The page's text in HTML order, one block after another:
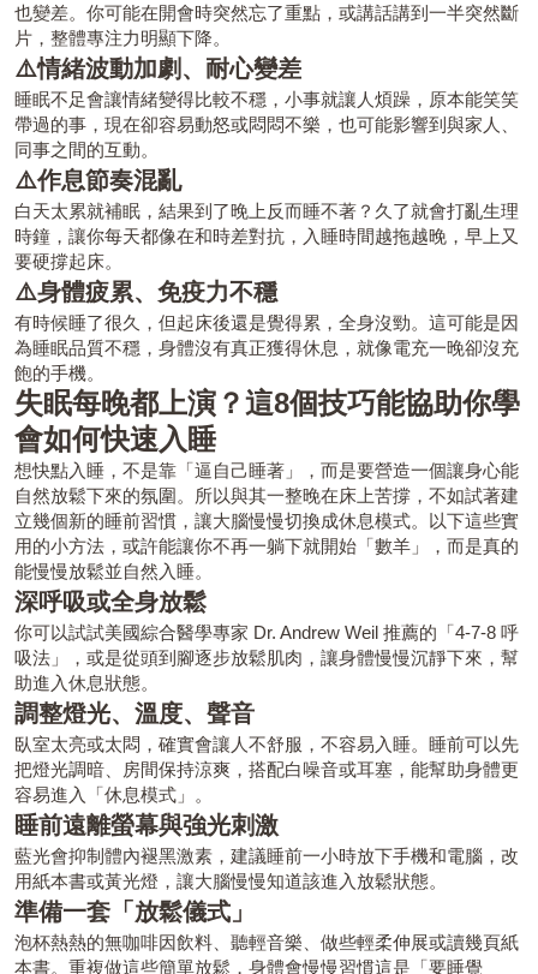
也變差。你可能在開會時突然忘了重點，或講話講到一半突然斷
片，整體專注力明顯下降。
⚠️情緒波動加劇、耐心變差
睡眠不足會讓情緒變得比較不穩，小事就讓人煩躁，原本能笑笑
帶過的事，現在卻容易動怒或悶悶不樂，也可能影響到與家人、
同事之間的互動。
⚠️作息節奏混亂
白天太累就補眠，結果到了晚上反而睡不著？久了就會打亂生理
時鐘，讓你每天都像在和時差對抗，入睡時間越拖越晚，早上又
要硬撐起床。
⚠️身體疲累、免疫力不穩
有時候睡了很久，但起床後還是覺得累，全身沒勁。這可能是因
為睡眠品質不穩，身體沒有真正獲得休息，就像電充一晚卻沒充
飽的手機。
失眠每晚都上演？這8個技巧能協助你學
會如何快速入睡
想快點入睡，不是靠「逼自己睡著」，而是要營造一個讓身心能
自然放鬆下來的氛圍。所以與其一整晚在床上苦撐，不如試著建
立幾個新的睡前習慣，讓大腦慢慢切換成休息模式。以下這些實
用的小方法，或許能讓你不再一躺下就開始「數羊」，而是真的
能慢慢放鬆並自然入睡。
深呼吸或全身放鬆
你可以試試美國綜合醫學專家 Dr. Andrew Weil 推薦的「4-7-8 呼
吸法」，或是從頭到腳逐步放鬆肌肉，讓身體慢慢沉靜下來，幫
助進入休息狀態。
調整燈光、溫度、聲音
臥室太亮或太悶，確實會讓人不舒服，不容易入睡。睡前可以先
把燈光調暗、房間保持涼爽，搭配白噪音或耳塞，能幫助身體更
容易進入「休息模式」。
睡前遠離螢幕與強光刺激
藍光會抑制體內褪黑激素，建議睡前一小時放下手機和電腦，改
用紙本書或黃光燈，讓大腦慢慢知道該進入放鬆狀態。
準備一套「放鬆儀式」
泡杯熱熱的無咖啡因飲料、聽輕音樂、做些輕柔伸展或讀幾頁紙
本書。重複做這些簡單放鬆，身體會慢慢習慣這是「要睡覺